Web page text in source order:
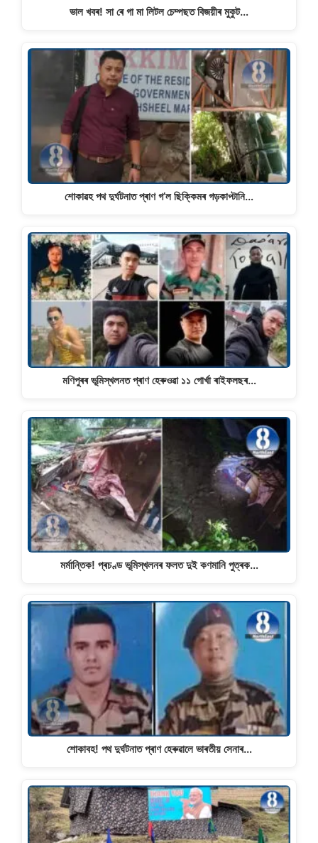
ভাল খবৰ! সা ৰে গা মা লিটল চেম্পছত বিজয়ীৰ মুকুট…
শােকাৱহ পথ দুৰ্ঘটনাত প্ৰাণ গ’ল ছিক্কিমৰ গড়কাপ্টানি…
মণিপুৰৰ ভূমিস্খলনত প্ৰাণ হেৰুওৱা ১১ গােৰ্খা ৰাইফলছৰ…
মৰ্মান্তিক! প্ৰচণ্ড ভূমিস্খলনৰ ফলত দুই কণমানি পুত্ৰক…
শোকাবহ! পথ দুৰ্ঘটনাত প্ৰাণ হেৰুৱালে ভাৰতীয় সেনাৰ…